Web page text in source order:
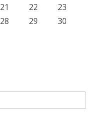
21 22
23
28 29
30